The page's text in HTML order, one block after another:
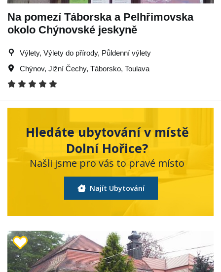
Na pomezí Táborska a Pelhřimovska
okolo Chýnovské jeskyně
Výlety, Výlety do přírody, Půldenní výlety
Chýnov, Jižní Čechy, Táborsko, Toulava
Hledáte ubytování v místě
Dolní Hořice?
Našli jsme pro vás to pravé místo
Najít Ubytování